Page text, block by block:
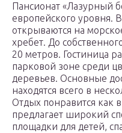
Пансионат «Лазурный
европейского уровня.
открываются на
хребет. До
20 метров. Гостиница
парковой зоне среди
деревьев. Основные
находятся всего в
Отдых понравится как
предлагает широкий
площадки для детей,